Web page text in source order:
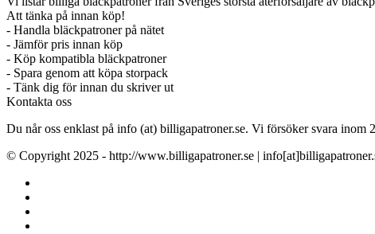
Att tänka på innan köp!
- Handla bläckpatroner på nätet
- Jämför pris innan köp
- Köp kompatibla bläckpatroner
- Spara genom att köpa storpack
- Tänk dig för innan du skriver ut
Kontakta oss
Du når oss enklast på info (at) billigapatroner.se. Vi försöker svara inom
© Copyright 2025 - http://www.billigapatroner.se |